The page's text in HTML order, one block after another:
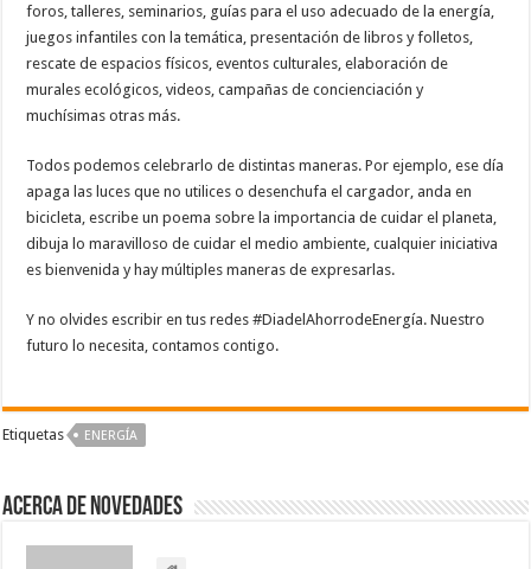
foros, talleres, seminarios, guías para el uso adecuado de la energía,
juegos infantiles con la temática, presentación de libros y folletos,
rescate de espacios físicos, eventos culturales, elaboración de
murales ecológicos, videos, campañas de concienciación y
muchísimas otras más.
Todos podemos celebrarlo de distintas maneras. Por ejemplo, ese día
apaga las luces que no utilices o desenchufa el cargador, anda en
bicicleta, escribe un poema sobre la importancia de cuidar el planeta,
dibuja lo maravilloso de cuidar el medio ambiente, cualquier iniciativa
es bienvenida y hay múltiples maneras de expresarlas.
Y no olvides escribir en tus redes #DiadelAhorrodeEnergía. Nuestro
futuro lo necesita, contamos contigo.
Etiquetas ENERGÍA
Acerca de NOVEDADES